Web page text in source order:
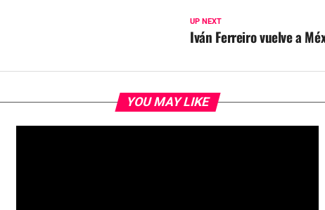
UP NEXT
Iván Ferreiro vuelve a
YOU MAY LIKE